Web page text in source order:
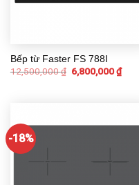
Bếp từ Faster FS 788I
12,500,000₫ 6,800,000₫
-18%